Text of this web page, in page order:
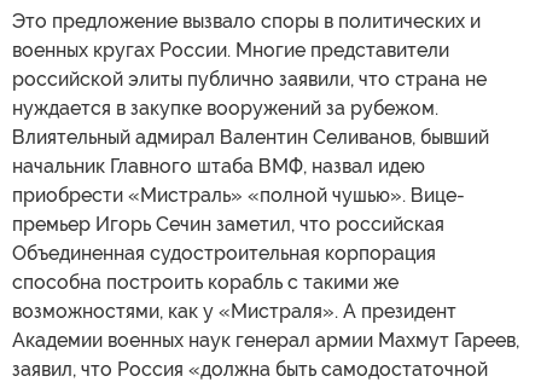
Это предложение вызвало споры в политических и
военных кругах России. Многие представители
российской элиты публично заявили, что страна не
нуждается в закупке вооружений за рубежом.
Влиятельный адмирал Валентин Селиванов, бывший
начальник Главного штаба ВМФ, назвал идею
приобрести «Мистраль» «полной чушью». Вице-
премьер Игорь Сечин заметил, что российская
Объединенная судостроительная корпорация
способна построить корабль с такими же
возможностями, как у «Мистраля». А президент
Академии военных наук генерал армии Махмут Гареев,
заявил, что Россия «должна быть самодостаточной